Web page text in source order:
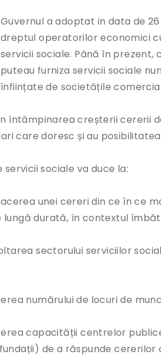
Guvernul a adoptat in data de
dreptul operatorilor economici
servicii sociale. Până în prezent,
puteau furniza servicii sociale
înființate de societățile
întâmpinarea creșterii cererii
care doresc și au
sociale va duce la:
unei cereri din ce în ce
lungă durată, în contextul
sectorului serviciilor
numărului de locuri de
capacității centrelor
de a răspunde